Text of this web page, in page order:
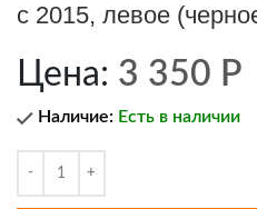
с 2015, левое
Цена: 3 350 Р
Наличие: Есть в наличии